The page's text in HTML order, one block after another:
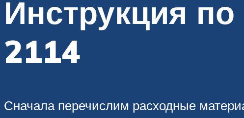
Инструкция
2114
Сначала перечислим расходные